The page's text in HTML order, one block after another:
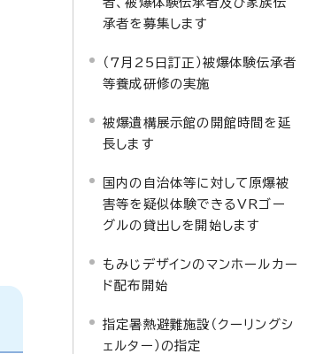
承者を募集します
（7月25日訂正）被爆体験伝承者
等養成研修の実施
被爆遺構展示館の開館時間を延
長します
国内の自治体等に対して原爆被
害等を疑似体験できるVRゴー
グルの貸出しを開始します
もみじデザインのマンホールカー
ド配布開始
指定暑熱避難施設（クーリングシ
ェルター）の指定